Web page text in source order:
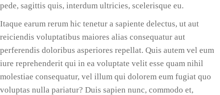
pede, sagittis quis, interdum ultricies, scelerisque eu.
Itaque earum rerum hic tenetur a sapiente delectus, ut aut
reiciendis voluptatibus maiores alias consequatur aut
perferendis doloribus asperiores repellat. Quis autem vel eum
iure reprehenderit qui in ea voluptate velit esse quam nihil
molestiae consequatur, vel illum qui dolorem eum fugiat quo
voluptas nulla pariatur? Duis sapien nunc, commodo et,